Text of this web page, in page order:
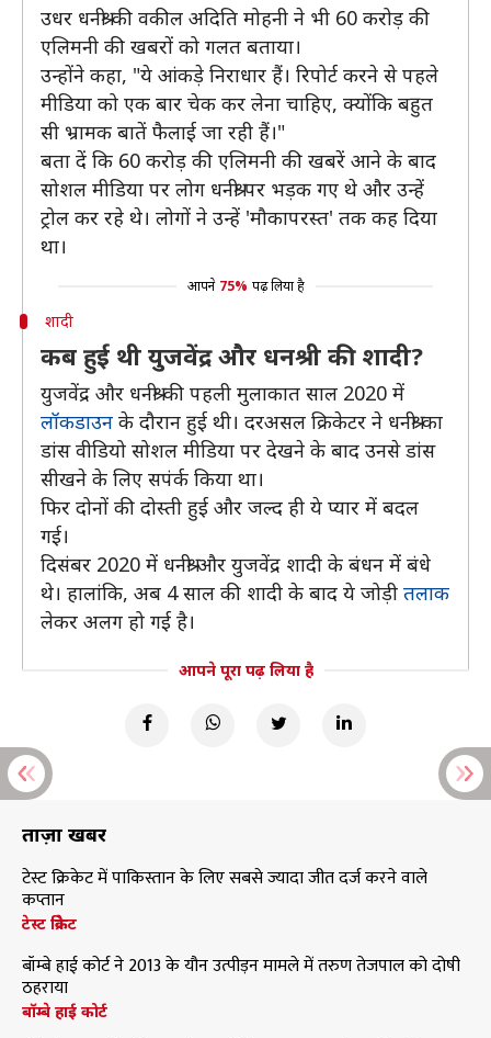
उधर धनश्री की वकील अदिति मोहनी ने भी 60 करोड़ की
एलिमनी की खबरों को गलत बताया।
उन्होंने कहा, "ये आंकड़े निराधार हैं। रिपोर्ट करने से पहले
मीडिया को एक बार चेक कर लेना चाहिए, क्योंकि बहुत
सी भ्रामक बातें फैलाई जा रही हैं।"
बता दें कि 60 करोड़ की एलिमनी की खबरें आने के बाद
सोशल मीडिया पर लोग धनश्री पर भड़क गए थे और उन्हें
ट्रोल कर रहे थे। लोगों ने उन्हें 'मौकापरस्त' तक कह दिया
था।
आपने 75% पढ़ लिया है
शादी
कब हुई थी युजवेंद्र और धनश्री की शादी?
युजवेंद्र और धनश्री की पहली मुलाकात साल 2020 में
लॉकडाउन के दौरान हुई थी। दरअसल क्रिकेटर ने धनश्री का
डांस वीडियो सोशल मीडिया पर देखने के बाद उनसे डांस
सीखने के लिए सपंर्क किया था।
फिर दोनों की दोस्ती हुई और जल्द ही ये प्यार में बदल
गई।
दिसंबर 2020 में धनश्री और युजवेंद्र शादी के बंधन में बंधे
थे। हालांकि, अब 4 साल की शादी के बाद ये जोड़ी तलाक
लेकर अलग हो गई है।
आपने पूरा पढ़ लिया है
ताज़ा खबरें
टेस्ट क्रिकेट में पाकिस्तान के लिए सबसे ज्यादा जीत दर्ज करने वाले
कप्तान
टेस्ट क्रिकेट
बॉम्बे हाई कोर्ट ने 2013 के यौन उत्पीड़न मामले में तरुण तेजपाल को दोषी
ठहराया
बॉम्बे हाई कोर्ट